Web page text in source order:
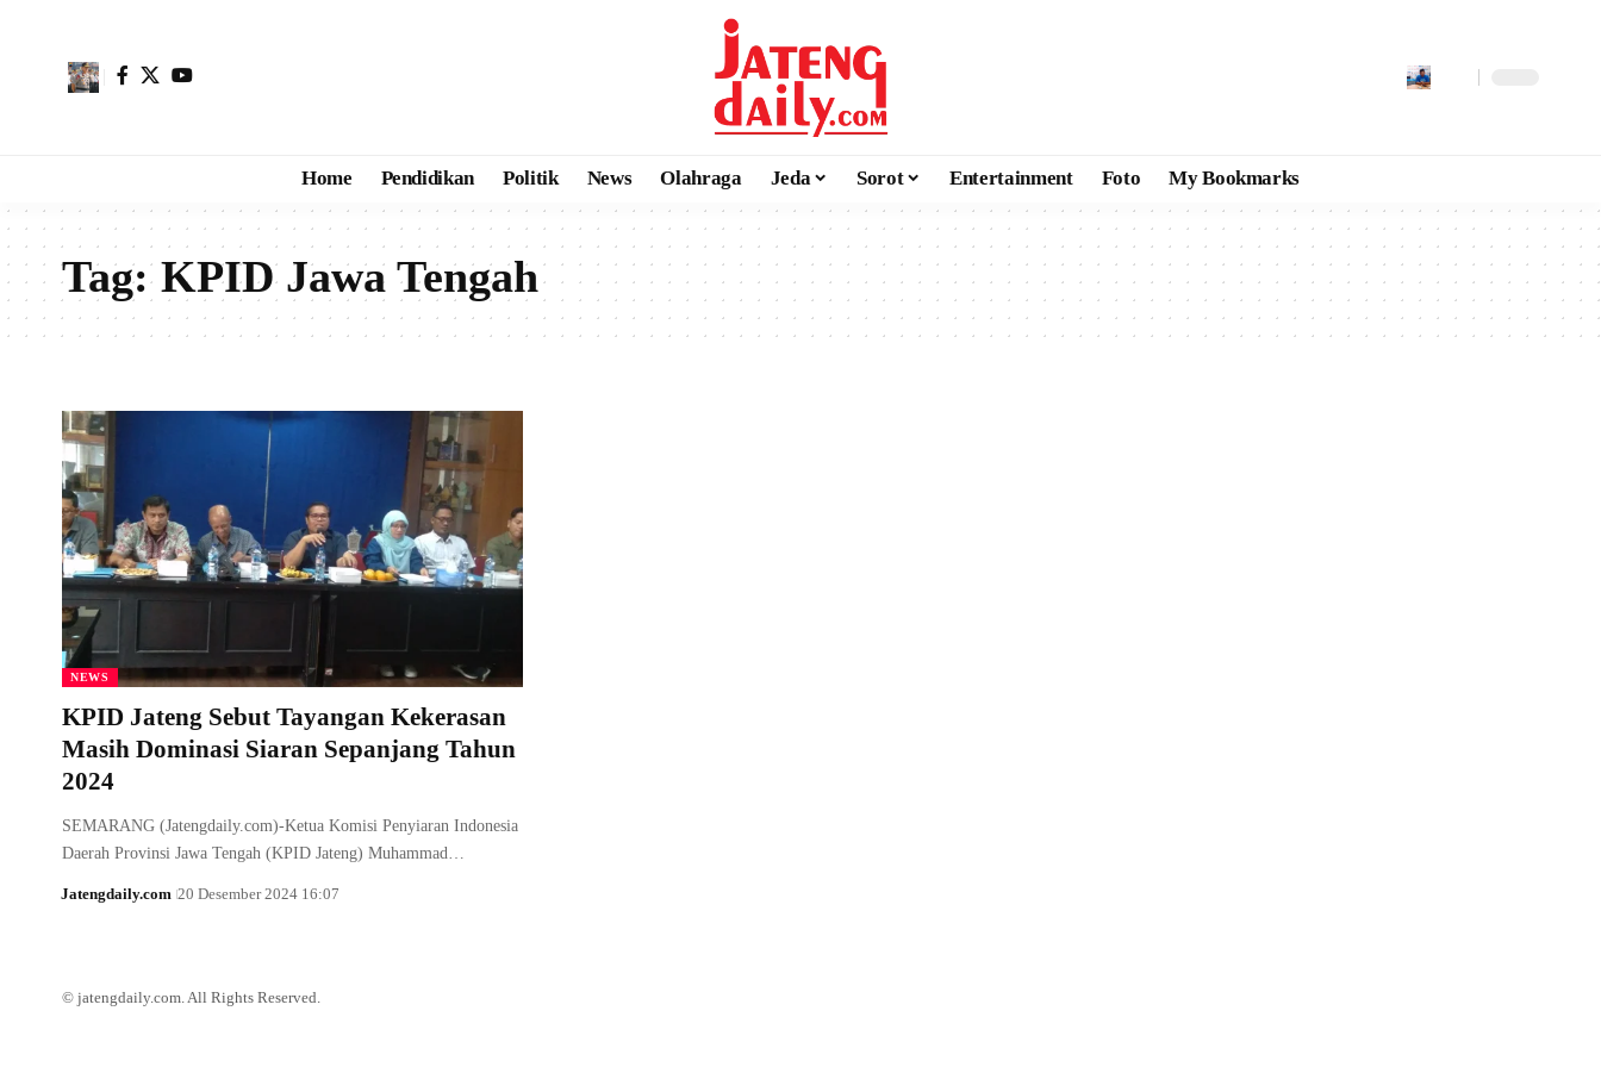
Home Pendidikan Politik News Olahraga Jeda Sorot Entertainment Foto My Bookmarks
Tag:KPID Jawa Tengah
NEWS
KPID Jateng Sebut Tayangan Kekerasan
Masih Dominasi Siaran Sepanjang Tahun
2024
SEMARANG (Jatengdaily.com)-Ketua Komisi Penyiaran Indonesia
Daerah Provinsi Jawa Tengah (KPID Jateng) Muhammad…
Jatengdaily.com 20 Desember 2024 16:07
© jatengdaily.com. All Rights Reserved.